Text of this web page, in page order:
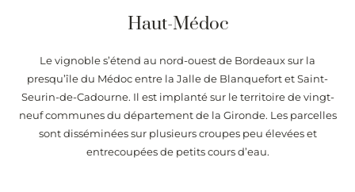
Haut-Médoc
Le vignoble s’étend au nord-ouest de Bordeaux sur la
presqu’île du Médoc entre la Jalle de Blanquefort et Saint-
Seurin-de-Cadourne. Il est implanté sur le territoire de vingt-
neuf communes du département de la Gironde. Les parcelles
sont disséminées sur plusieurs croupes peu élevées et
entrecoupées de petits cours d’eau.